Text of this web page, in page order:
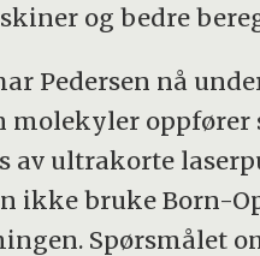
og bedre
Pedersen nå
molekyler oppfører
av ultrakorte
ikke bruke Born-
Spørsmålet